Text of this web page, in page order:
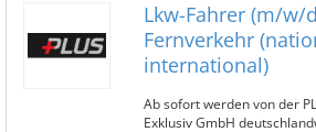
Lkw-Fahrer (m/w/
Fernverkehr
international)
Ab sofort werden von der
Exklusiv GmbH